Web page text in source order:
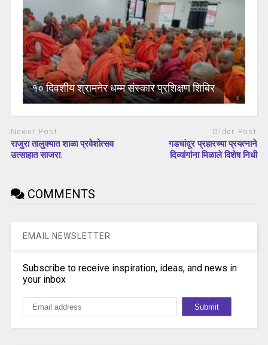
१० दिवशीय श्रामनेर धम्म संस्कार प्रशिक्षण शिबिर
Newer Post
राजुरा तालुक्यात शाळा प्रवेशोत्सव
उत्साहात साजरा.
Older Post
गडचांदूर प्रहारच्या प्रयत्नाने
दिव्यांगांना मिळाले विशेष निधी
COMMENTS
EMAIL NEWSLETTER
Subscribe to receive inspiration, ideas, and news in
your inbox